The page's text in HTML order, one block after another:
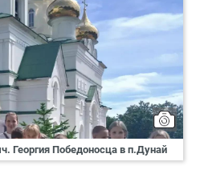
Георгия Победоносца в п.Дунай